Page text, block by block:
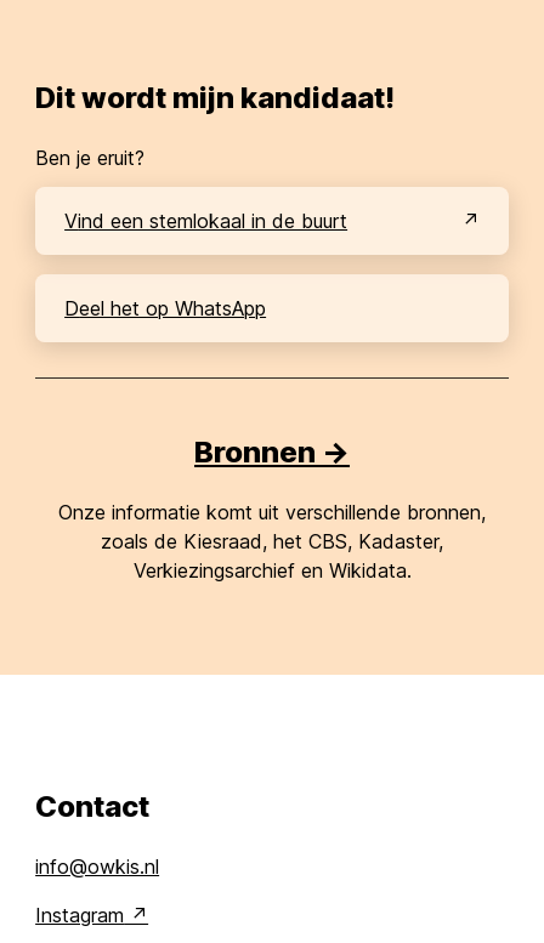
Dit wordt mijn kandidaat!
Ben je eruit?
Vind een stemlokaal in de buurt
Deel het op WhatsApp
Bronnen ->
Onze informatie komt uit verschillende bronnen,
zoals de Kiesraad, het CBS, Kadaster,
Verkiezingsarchief en Wikidata.
Contact
info@owkis.nl
Instagram